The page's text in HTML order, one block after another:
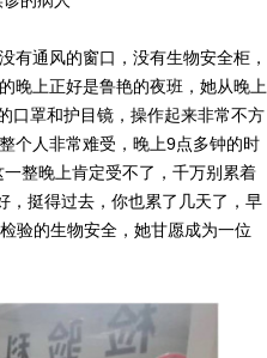
通风的窗口，没有生物安全柜，
晚上正好是鲁艳的夜班，她从晚上
口罩和护目镜，操作起来非常不方
个人非常难受，晚上9点多钟的时
整晚上肯定受不了，千万别累着
，挺得过去，你也累了几天了，早
验的生物安全，她甘愿成为一位